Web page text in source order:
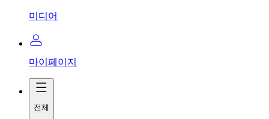
미디어
마이페이지
전체